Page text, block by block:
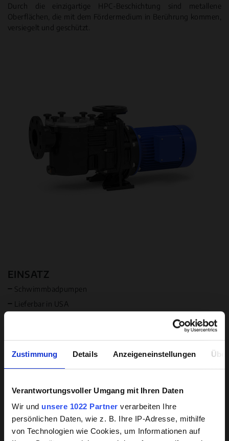
Zustimmung Details Anzeigeneinstellungen
Verantwortungsvoller Umgang mit Ihren Daten
Wir und unsere 1022 Partner verarbeiten Ihre
persönlichen Daten, wie z. B. Ihre IP-Adresse, mithilfe
von Technologien wie Cookies, um Informationen auf
Hintergrundwissen zu
beschichteten Pumpen
Durch die einzigartige HPC-Beschichtung sind metallene
Oberflächen, die mit dem Fördermedium in Berührung kommen,
versiegelt und geschützt.
EINSATZ
Schwimmbadpumpen
Lieferbar in USA
MEDIUM
Wasser
Solebeständigkeit lieferbar
FOKUS
NSF-Zulassung